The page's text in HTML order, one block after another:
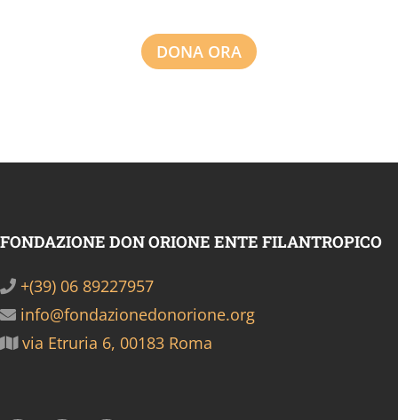
DONA ORA
FONDAZIONE DON ORIONE ENTE FILANTROPICO
+(39) 06 89227957
info@fondazionedonorione.org
via Etruria 6, 00183 Roma